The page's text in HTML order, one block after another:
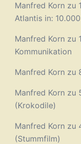
Manfred Korn zu
Atlantis in:
Manfred Korn zu
Kommunikation
Manfred Korn zu
Manfred Korn zu
(Krokodile)
Manfred Korn zu
(Stummfilm)